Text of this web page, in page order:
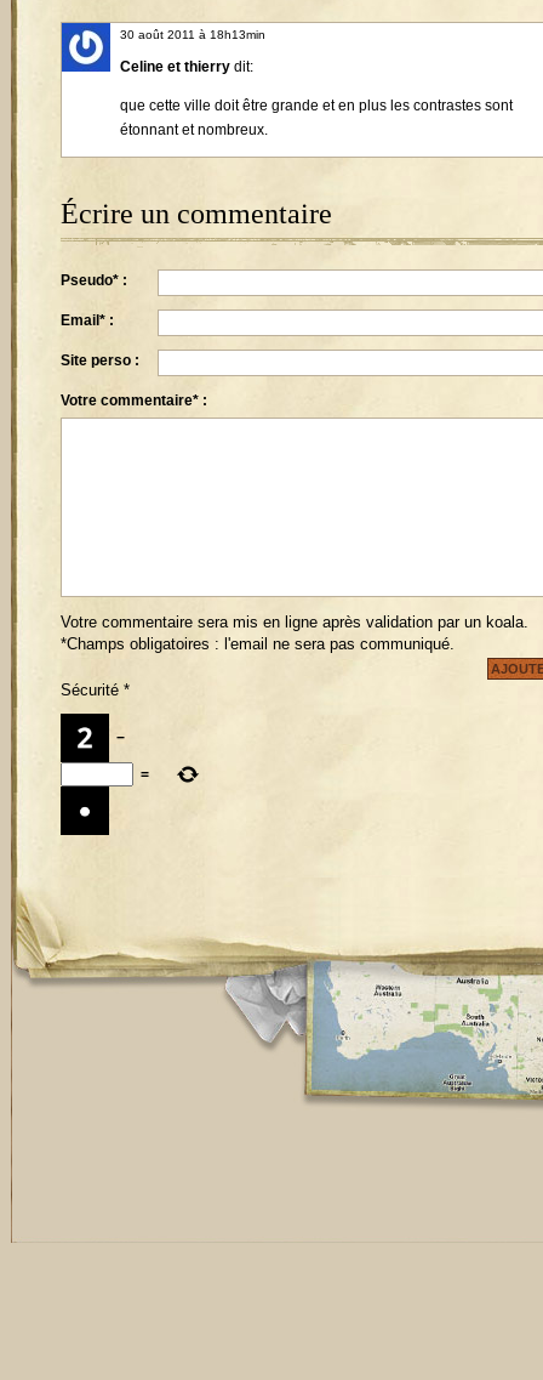
30 août 2011 à 18h13min
Celine et thierry dit:
que cette ville doit être grande et en plus les contrastes sont
étonnant et nombreux.
Écrire un commentaire
Pseudo* :
Email* :
Site perso :
Votre commentaire* :
Votre commentaire sera mis en ligne après validation par un koala.
*Champs obligatoires : l'email ne sera pas communiqué.
Sécurité *
−
=